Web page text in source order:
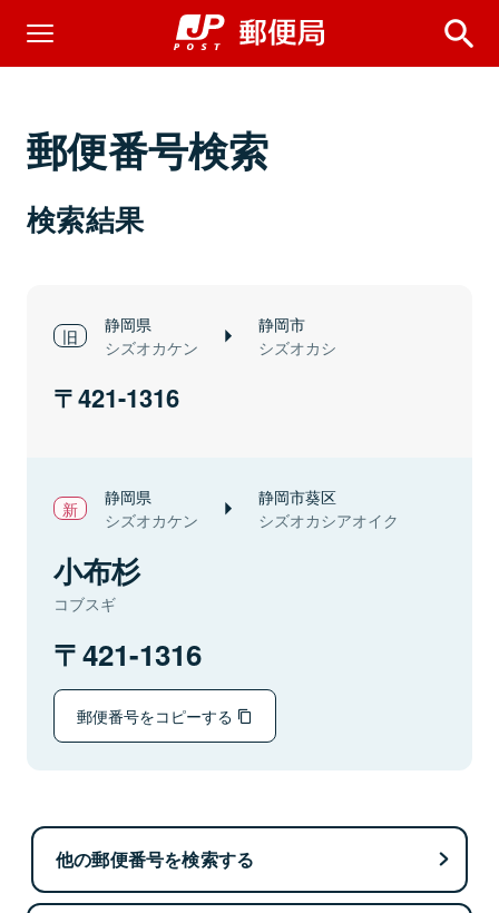
郵便番号検索
検索結果
静岡県
シズオカケン
静岡市
シズオカシ
421-1316
静岡県
シズオカケン
静岡市葵区
シズオカシアオイク
小布杉
コブスギ
421-1316
郵便番号をコピーする
他の郵便番号を検索する